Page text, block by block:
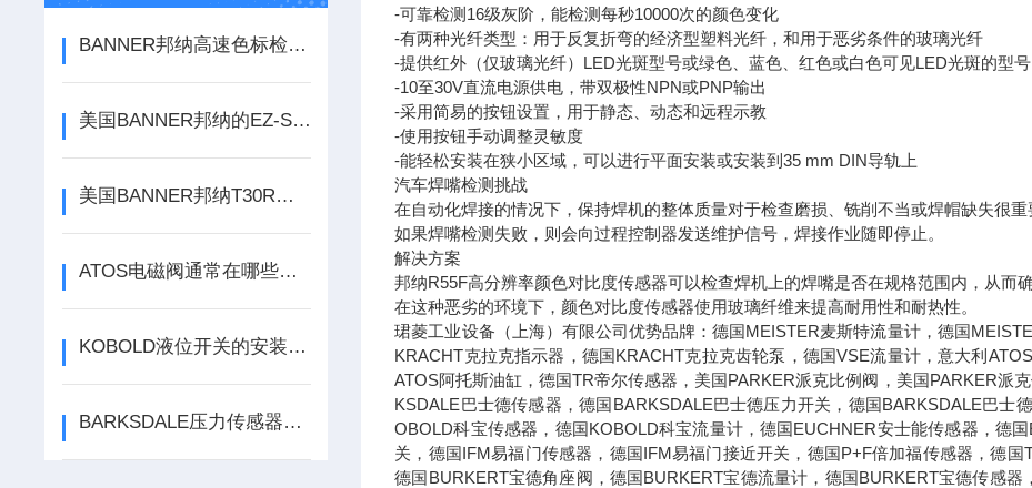
BANNER邦纳高速色标检测Q3XTBLD50-Q8
美国BANNER邦纳的EZ-Screen LS安全光幕选购问题
美国BANNER邦纳T30R传感器可防止碰撞方案
ATOS电磁阀通常在哪些行业中得到应用？
KOBOLD液位开关的安装方法及注意事项分析
BARKSDALE压力传感器有哪些功能特点？
-可靠检测16级灰阶，能检测每秒10000次的颜色变化
-有两种光纤类型：用于反复折弯的经济型塑料光纤，和用于恶劣条件的玻璃光纤
-提供红外（仅玻璃光纤）LED光斑型号或绿色、蓝色、红色或白色可见LED光斑的型号
-10至30V直流电源供电，带双极性NPN或PNP输出
-采用简易的按钮设置，用于静态、动态和远程示教
-使用按钮手动调整灵敏度
-能轻松安装在狭小区域，可以进行平面安装或安装到35 mm DIN导轨上
汽车焊嘴检测挑战
在自动化焊接的情况下，保持焊机的整体质量对于检查磨损、铣削不当或焊帽缺失很重
如果焊嘴检测失败，则会向过程控制器发送维护信号，焊接作业随即停止。
解决方案
邦纳R55F高分辨率颜色对比度传感器可以检查焊机上的焊嘴是否在规格范围内，从而
在这种恶劣的环境下，颜色对比度传感器使用玻璃纤维来提高耐用性和耐热性。
珺菱工业设备（上海）有限公司优势品牌：德国MEISTER麦斯特流量计，德国
KRACHT克拉克指示器，德国KRACHT克拉克齿轮泵，德国VSE流量计，意大利
ATOS阿托斯油缸，德国TR帝尔传感器，美国PARKER派克比例阀，美国PARKER派
KSDALE巴士德传感器，德国BARKSDALE巴士德压力开关，德国BARKSDALE巴士
OBOLD科宝传感器，德国KOBOLD科宝流量计，德国EUCHNER安士能传感器，德
关，德国IFM易福门传感器，德国IFM易福门接近开关，德国P+F倍加福传感器，德
德国BURKERT宝德角座阀，德国BURKERT宝德流量计，德国BURKERT宝德传感